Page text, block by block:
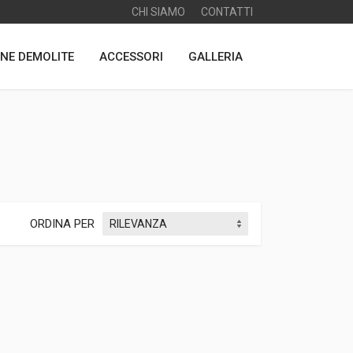
CHI SIAMO CONTATTI
DEMOLITE ACCESSORI GALLERIA
ORDINA PER